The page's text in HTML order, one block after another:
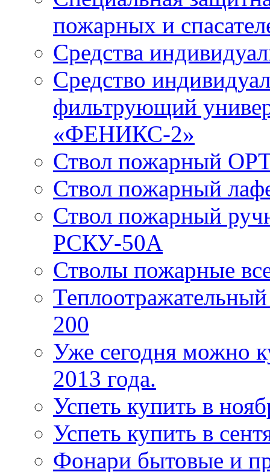
пожарных и
Средства
Средство
фильтрующий
«ФЕНИКС-2»
Ствол пожарный
Ствол пожарный
Ствол пожарный
РСКУ-50А
Стволы пожарные
200
Уже сегодня можно
2013 года.
Успеть купить в
Успеть купить в
Фонари бытовые и